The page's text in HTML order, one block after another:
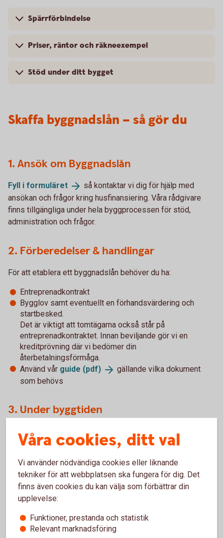
Spärrförbindelse
Priser, räntor och räkneexempel
Stöd under ditt bygget
Skaffa byggnadslån – så gör du
1. Ansök om Byggnadslån
Fyll i formuläret
så kontaktar vi dig för hjälp med
ansökan och frågor kring husfinansiering. Våra rådgivare
finns tillgängliga under hela byggprocessen för stöd,
administration och frågor.
2. Förberedelser & handlingar
För att etablera ett byggnadslån behöver du ha:
Entreprenadkontrakt
Bygglov samt eventuellt en förhandsvärdering och
startbesked.
Det är viktigt att tomtägarna också står på
entreprenadkontraktet. Innan beviljande gör vi en
kreditprövning där vi bedömer din
återbetalningsförmåga.
Använd vår guide (pdf)
gällande vilka dokument
som behövs
3. Under byggtiden
Skicka dina fakturor via internetbanken eller appen så
sköter vi betalningen till husleverantören. Vid start får du
4. När huset är färdigbyggt
När huset är klart utförs en slutgiltig kreditprövning baserad
på en slutvärdering av bostaden. Efter godkännande kan
byggnadslånet omvandlas till ett bolån upp till 90 % av
Våra cookies, ditt val
Vi använder nödvändiga cookies eller liknande
tekniker för att webbplatsen ska fungera för dig. Det
finns även cookies du kan välja som förbättrar din
upplevelse:
Funktioner, prestanda och statistik
Relevant marknadsföring